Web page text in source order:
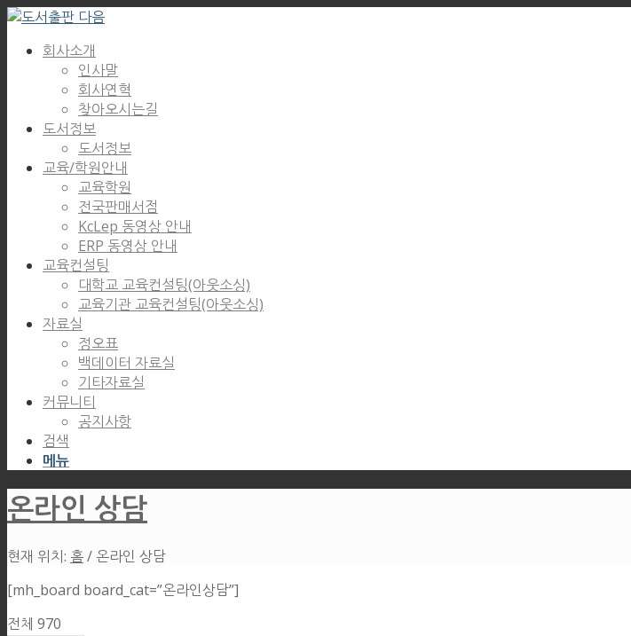
회사소개
인사말
회사연혁
찾아오시는길
도서정보
도서정보
교육/학원안내
교육학원
전국판매서점
KcLep 동영상 안내
ERP 동영상 안내
교육컨설팅
대학교 교육컨설팅(아웃소싱)
교육기관 교육컨설팅(아웃소싱)
자료실
정오표
백데이터 자료실
기타자료실
커뮤니티
공지사항
검색
메뉴
온라인 상담
현재 위치: 홈/ 온라인 상담
[mh_board board_cat=”온라인상담”]
전체 970